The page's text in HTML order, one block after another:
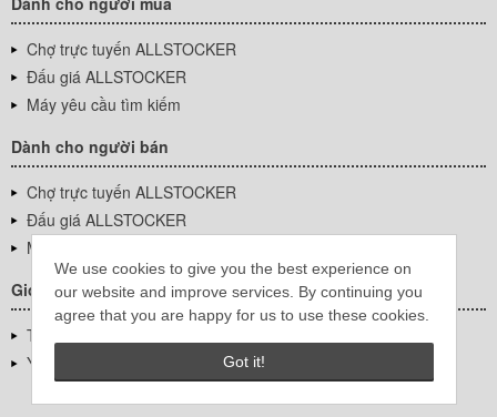
We use cookies to give you the best experience on
our website and improve services. By continuing you
agree that you are happy for us to use these cookies.
Got it!
Chợ trực tuyến ALLSTOCKER
Đấu giá ALLSTOCKER
Máy yêu cầu tìm kiếm
Dành cho người bán
Chợ trực tuyến ALLSTOCKER
Đấu giá ALLSTOCKER
Máy yêu cầu tìm kiếm
Giới thiệu công ty
Thông tin về doanh nghiệp
YUTAKA Inc.